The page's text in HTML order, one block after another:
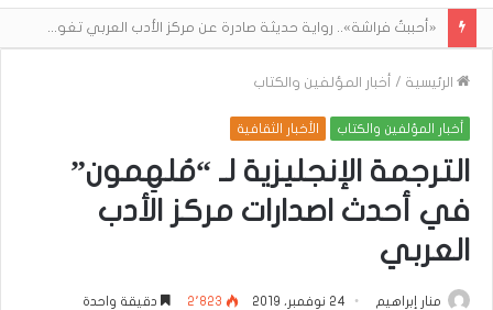
«أحببتُ فراشة».. رواية حديثة صادرة عن مركز الأدب العربي تغوص في هشاشة الحب وصراعات الذات
الرئيسية / أخبار المؤلفين والكتاب
أخبار المؤلفين والكتاب الأخبار الثقافية
الترجمة الإنجليزية لـ “مُلهِمون”
في أحدث اصدارات مركز الأدب
العربي
منار إبراهيم 24 نوفمبر، 2019 2٬823 دقيقة واحدة